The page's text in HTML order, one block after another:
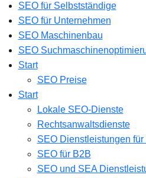
SEO für Selbstständige
SEO für Unternehmen
SEO Maschinenbau
SEO
Start
SEO Preise
Start
Lokale SEO-Dienste
Rechtsanwaltsdienste
SEO Dienstleistungen für
SEO für B2B
SEO und SEA